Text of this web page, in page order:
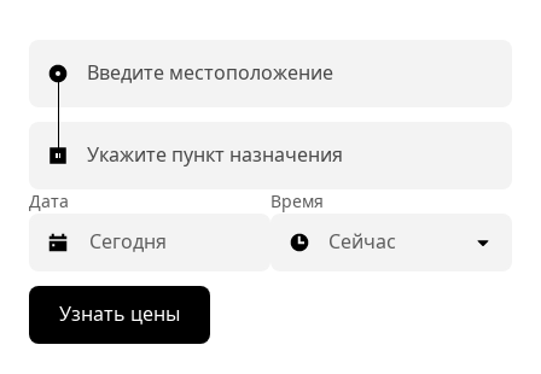
Введите местоположение
Укажите пункт назначения
Дата
Нажмите
стрелку
вниз,
Время
Сейчас
Узнать цены